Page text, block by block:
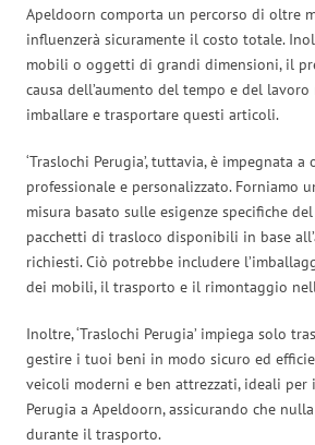
Apeldoorn comporta un percorso di oltre
influenzerà sicuramente il costo totale.
mobili o oggetti di grandi dimensioni, il
causa dell’aumento del tempo e del lavoro
imballare e trasportare questi articoli.
‘Traslochi Perugia’, tuttavia, è impegnata
professionale e personalizzato. Forniamo
misura basato sulle esigenze specifiche
pacchetti di trasloco disponibili in base
richiesti. Ciò potrebbe includere
dei mobili, il trasporto e il rimontaggio
Inoltre, ‘Traslochi Perugia’ impiega solo
gestire i tuoi beni in modo sicuro ed
veicoli moderni e ben attrezzati, ideali
Perugia a Apeldoorn, assicurando che
durante il trasporto.